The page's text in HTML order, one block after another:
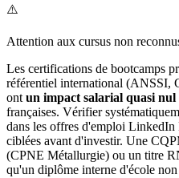
⚠️
Attention aux cursus non
Les certifications de bootcamps
référentiel international
ont un impact salarial quasi nul
françaises. Vérifier
dans les offres d'emploi LinkedIn
ciblées avant d'investir. Une
(CPNE Métallurgie) ou un titre
qu'un diplôme interne d'école non